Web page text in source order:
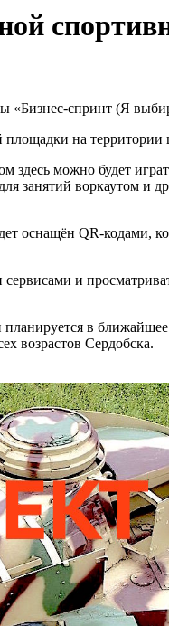
«Бизнес-спринт (Я
площадки на
здесь можно будет
занятий воркаутом и
оснащён QR-кодами,
и
в
возрастов Сердобска.